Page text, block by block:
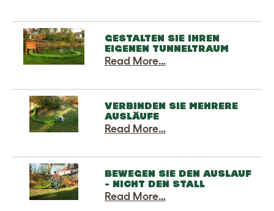
GESTALTEN SIE IHREN
EIGENEN TUNNELTRAUM
Read More…
VERBINDEN SIE MEHRERE
AUSLÄUFE
Read More…
BEWEGEN SIE DEN AUSLAUF
- NICHT DEN STALL
Read More…